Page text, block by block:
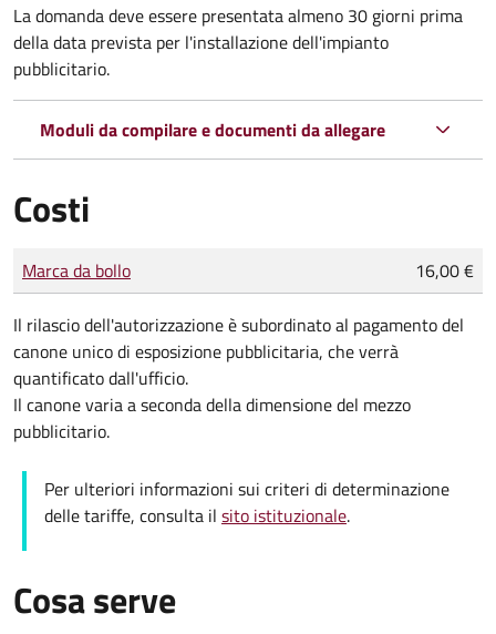
La domanda deve essere presentata almeno 30 giorni prima
della data prevista per l'installazione dell'impianto
pubblicitario.
Moduli da compilare e documenti da allegare
Costi
Tipo di pagamento
Importo
Marca da bollo 16,00 €
Il rilascio dell'autorizzazione è subordinato al pagamento del
canone unico di esposizione pubblicitaria, che verrà
quantificato dall'ufficio.
Il canone varia a seconda della dimensione del mezzo
pubblicitario.
Per ulteriori informazioni sui criteri di determinazione
delle tariffe, consulta il sito istituzionale.
Cosa serve